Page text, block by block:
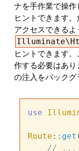
ナを手作業で操
ヒントできます
アクセスできる
ヒントできます
作する必要はあ
の注入をバックグ
use
Route :: get
// ...